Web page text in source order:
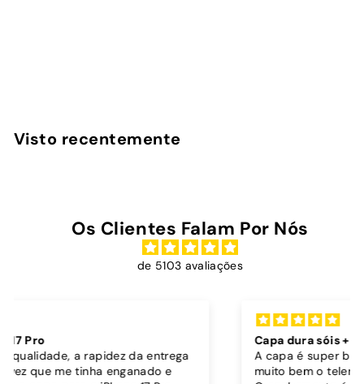
Visto recentemente
Os Clientes Falam Por Nós
de 5103 avaliações
A capa é super bonita, robusta e parece proteger
muito bem o telemóvel.